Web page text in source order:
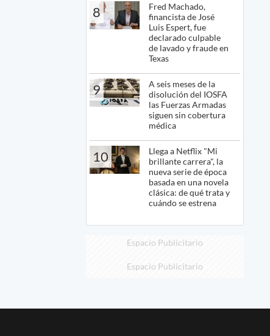
8
Fred Machado,
financista de José
Luis Espert, fue
declarado culpable
de lavado y fraude en
Texas
9
A seis meses de la
disolución del IOSFA
las Fuerzas Armadas
siguen sin cobertura
médica
10
Llega a Netflix "Mi
brillante carrera", la
nueva serie de época
basada en una novela
clásica: de qué trata y
cuándo se estrena
Espacio Publicitario
Espacio Publicitario